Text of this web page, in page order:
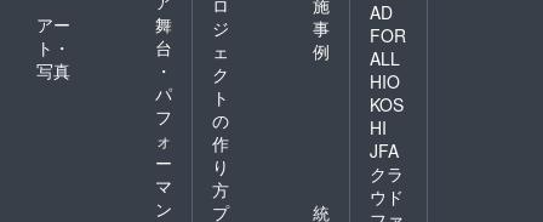
アー
ト・
写真
舞
台
・
パ
フ
ォ
ー
マ
ン
ジ
ェ
ク
ト
の
作
り
方
事
例
プ
統
AD
FOR
ALL
HIO
KOS
HI
JFA
クラ
ウド